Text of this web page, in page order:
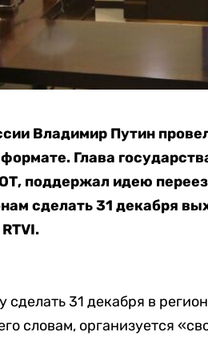
Владимир Путин
Глава
поддержал идею
сделать 31 декабря
сделать 31 декабря в
словам, организуется